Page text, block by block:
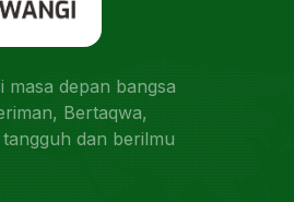
masa depan bangsa
Bertaqwa,
dan berilmu